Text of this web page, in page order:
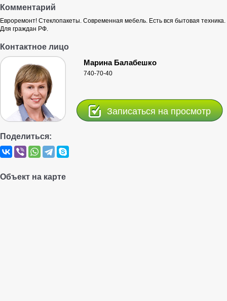
Комментарий
Евроремонт! Стеклопакеты. Современная мебель. Есть вся бытовая техника.
Для граждан РФ.
Контактное лицо
Марина Балабешко
740-70-40
Записаться на просмотр
Поделиться:
Объект на карте